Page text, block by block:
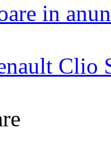
in
Clio